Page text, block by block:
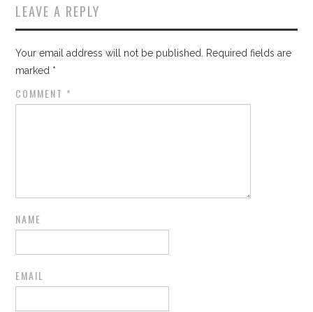
LEAVE A REPLY
Your email address will not be published.
Required fields are
marked *
COMMENT *
NAME
EMAIL